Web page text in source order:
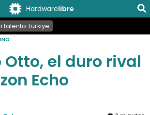
Hardwarelibre
talento Türkiye
el duro rival
Echo